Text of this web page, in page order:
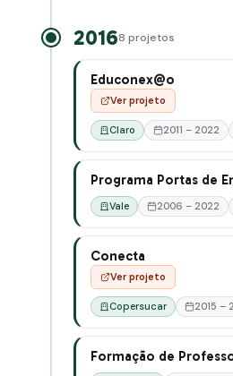
20168 projetos
Educonex@o
Ver projeto
Claro 2011 – 2022
Programa Portas de
Vale 2006 – 2022
Conecta
Ver projeto
Copersucar 2015 –
Formação de